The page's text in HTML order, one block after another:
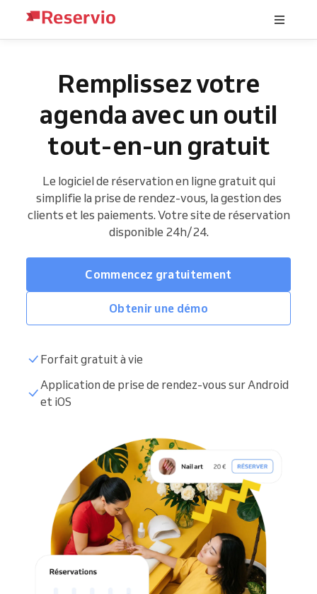
Remplissez votre
agenda avec un outil
tout-en-un gratuit
Le logiciel de réservation en ligne gratuit qui
simplifie la prise de rendez-vous, la gestion des
clients et les paiements. Votre site de réservation
disponible 24h/24.
Commencez gratuitement
Obtenir une démo
Forfait gratuit à vie
Application de prise de rendez-vous sur Android
et iOS